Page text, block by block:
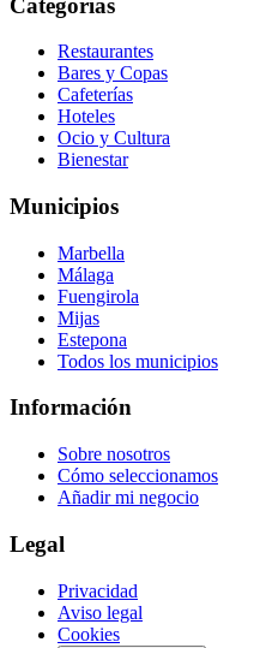
Restaurantes
Bares y Copas
Cafeterías
Hoteles
Ocio y Cultura
Bienestar
Municipios
Marbella
Málaga
Fuengirola
Mijas
Estepona
Todos los municipios
Información
Sobre nosotros
Cómo seleccionamos
Añadir mi negocio
Legal
Privacidad
Aviso legal
Cookies